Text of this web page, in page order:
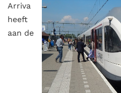
Arriva
heeft
aan de